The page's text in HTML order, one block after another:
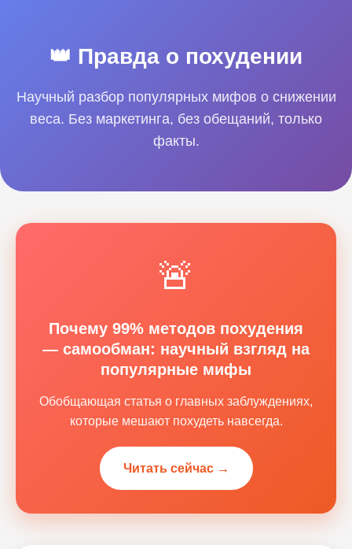
👑 Правда о похудении
Научный разбор популярных мифов о снижении
веса. Без маркетинга, без обещаний, только
факты.
🚨
Почему 99% методов похудения
— самообман: научный взгляд на
популярные мифы
Обобщающая статья о главных заблуждениях,
которые мешают похудеть навсегда.
Читать сейчас →